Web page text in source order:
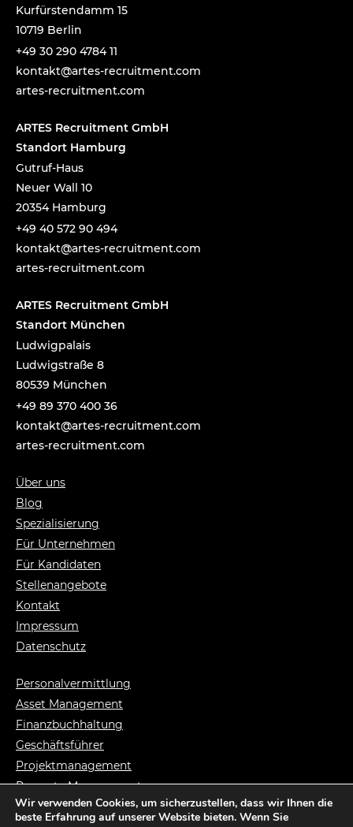
Kurfürstendamm 15
10719 Berlin
+49 30 290 4784 11
moc.t
nemti
urcer
-setr
a@tka
tnok
artes-recruitment.com
ARTES Recruitment GmbH
Standort Hamburg
Gutruf-Haus
Neuer Wall 10
20354 Hamburg
+49 40 572 90 494
moc.t
nemti
urcer
-setr
a@tka
tnok
artes-recruitment.com
ARTES Recruitment GmbH
Standort München
Ludwigpalais
Ludwigstraße 8
80539 München
+49 89 370 400 36
moc.t
nemti
urcer
-setr
a@tka
tnok
artes-recruitment.com
Über uns
Blog
Spezialisierung
Für Unternehmen
Für Kandidaten
Stellenangebote
Kontakt
Impressum
Datenschutz
Personalvermittlung
Asset Management
Finanzbuchhaltung
Geschäftsführer
Projektmanagement
Property Management
Syndikusanwalt
Wir verwenden Cookies, um sicherzustellen, dass wir Ihnen die
beste Erfahrung auf unserer Website bieten. Wenn Sie